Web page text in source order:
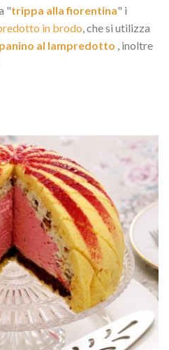
"trippa alla fiorentina" i
in brodo, che si utilizza
panino al lampredotto , inoltre